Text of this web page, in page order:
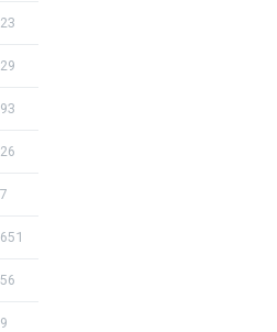
23
29
93
26
7
651
56
9